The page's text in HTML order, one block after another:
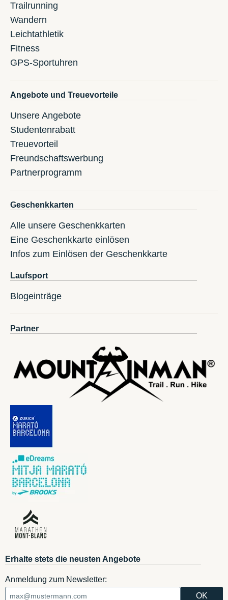
Trailrunning
Wandern
Leichtathletik
Fitness
GPS-Sportuhren
Angebote und Treuevorteile
Unsere Angebote
Studentenrabatt
Treuevorteil
Freundschaftswerbung
Partnerprogramm
Geschenkkarten
Alle unsere Geschenkkarten
Eine Geschenkkarte einlösen
Infos zum Einlösen der Geschenkkarte
Laufsport
Blogeinträge
Partner
Erhalte stets die neusten Angebote
Anmeldung zum Newsletter: